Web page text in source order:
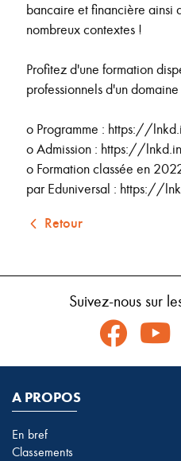
bancaire et financière ainsi
nombreux contextes !
Profitez d'une formation
professionnels d'un
o Programme : https://
o Admission : https://
o Formation classée en
par Eduniversal : https://
Retour
Suivez-nous sur
A PROPOS
En bref
Classements